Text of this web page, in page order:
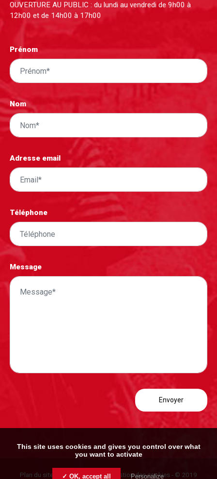
OUVERTURE AU PUBLIC : du lundi au vendredi de 9h00 à
12h00 et de 14h00 à 17h00
Prénom
Nom
Adresse email
Téléphone
Message
Plan du site Mentions légales- Gestion des cookies - © 2019
This site uses cookies and gives you control over what
you want to activate
✓ OK, accept all Personalize